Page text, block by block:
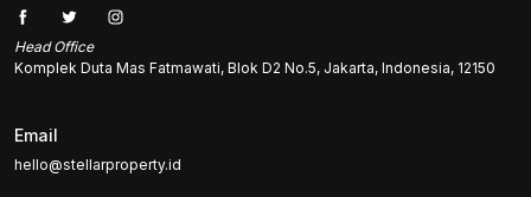
Head Office
Komplek Duta Mas Fatmawati, Blok D2 No.5, Jakarta, Indonesia, 12150
Email
hello@stellarproperty.id